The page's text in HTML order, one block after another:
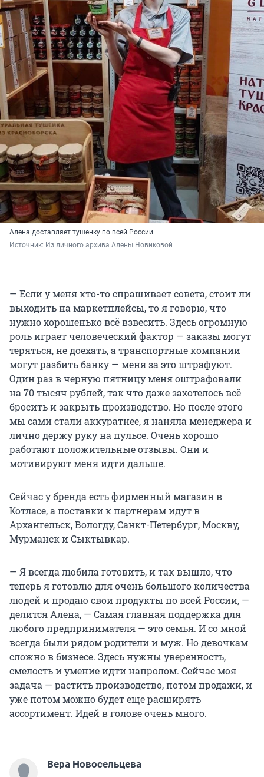
Алена доставляет тушенку по всей России
Источник: Из личного архива Алены Новиковой
— Если у меня кто-то спрашивает совета, стоит ли
выходить на маркетплейсы, то я говорю, что
нужно хорошенько всё взвесить. Здесь огромную
роль играет человеческий фактор — заказы могут
теряться, не доехать, а транспортные компании
могут разбить банку — меня за это штрафуют.
Один раз в черную пятницу меня оштрафовали
на 70 тысяч рублей, так что даже захотелось всё
бросить и закрыть производство. Но после этого
мы сами стали аккуратнее, я наняла менеджера и
лично держу руку на пульсе. Очень хорошо
работают положительные отзывы. Они и
мотивируют меня идти дальше.
Сейчас у бренда есть фирменный магазин в
Котласе, а поставки к партнерам идут в
Архангельск, Вологду, Санкт-Петербург, Москву,
Мурманск и Сыктывкар.
— Я всегда любила готовить, и так вышло, что
теперь я готовлю для очень большого количества
людей и продаю свои продукты по всей России, —
делится Алена, — Самая главная поддержка для
любого предпринимателя — это семья. И со мной
всегда были рядом родители и муж. Но девочкам
сложно в бизнесе. Здесь нужны уверенность,
смелость и умение идти напролом. Сейчас моя
задача — растить производство, потом продажи, и
уже потом можно будет еще расширять
ассортимент. Идей в голове очень много.
Вера Новосельцева